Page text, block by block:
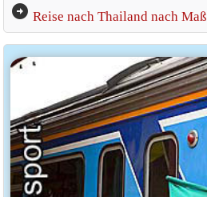
arrow_circle_right Reise nach Thailand nach Maß